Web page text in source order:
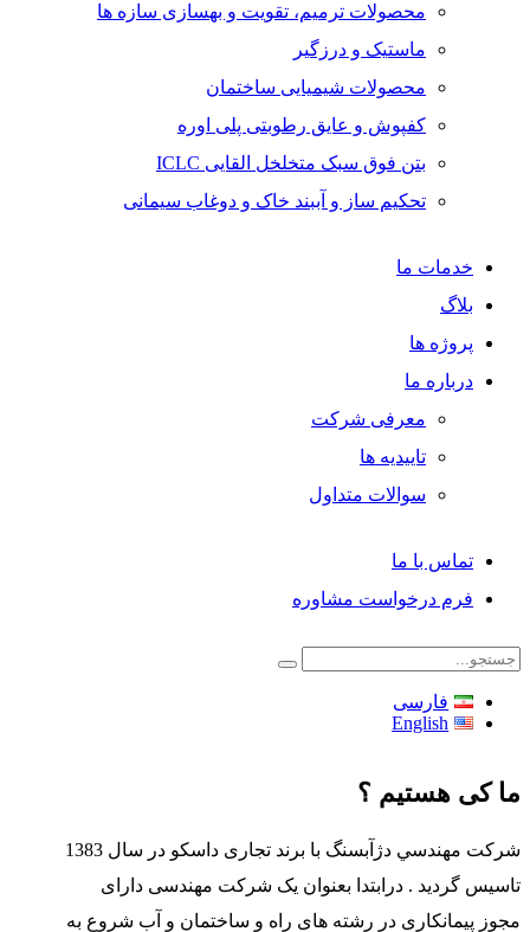
محصولات ترمیم، تقویت و بهسازی سازه ها
ماستیک و درزگیر
محصولات شیمیایی ساختمان
کفپوش و عایق رطوبتی پلی اوره
بتن فوق سبک متخلخل القایی ICLC
تحکیم ساز و آببند خاک و دوغاب سیمانی
خدمات ما
بلاگ
پروژه ها
درباره ما
معرفی شرکت
تاییدیه ها
سوالات متداول
تماس با ما
فرم درخواست مشاوره
فارسی
English
ما کی هستیم ؟
شركت مهندسي دژآبسنگ با برند تجاری داسکو در سال 1383
تاسیس گردید . درابتدا بعنوان یک شرکت مهندسی دارای
مجوز پیمانکاری در رشته های راه و ساختمان و آب شروع به